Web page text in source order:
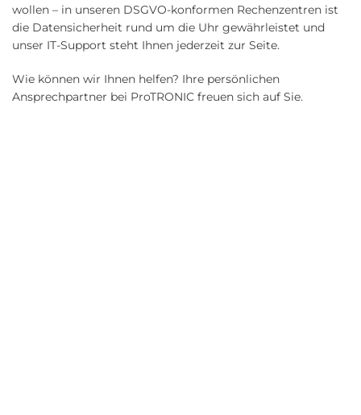
wollen – in unseren DSGVO-konformen Rechenzentren ist
die Datensicherheit rund um die Uhr gewährleistet und
unser IT-Support steht Ihnen jederzeit zur Seite.
Wie können wir Ihnen helfen? Ihre persönlichen
Ansprechpartner bei ProTRONIC freuen sich auf Sie.